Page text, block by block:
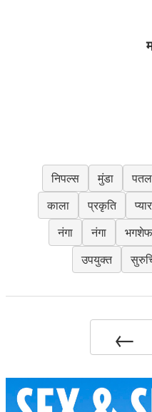
निपल्स मुंडा
काला
प्रकृति
नंगा
नंगा भगशेफ
उपयुक्त
←